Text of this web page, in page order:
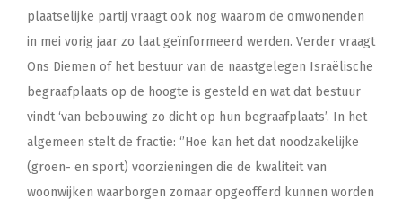
plaatselijke partij vraagt ook nog waarom de omwonenden
in mei vorig jaar zo laat geïnformeerd werden. Verder vraagt
Ons Diemen of het bestuur van de naastgelegen Israëlische
begraafplaats op de hoogte is gesteld en wat dat bestuur
vindt ‘van bebouwing zo dicht op hun begraafplaats’. In het
algemeen stelt de fractie: ‘’Hoe kan het dat noodzakelijke
(groen- en sport) voorzieningen die de kwaliteit van
woonwijken waarborgen zomaar opgeofferd kunnen worden